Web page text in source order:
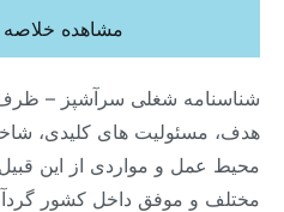
شغلی سرآشپز – ظرف‌شوی
های کلیدی، شاخص های
و مواردی از این قبیل است که
موفق داخل کشور گردآوری
مشاهده خلاصه